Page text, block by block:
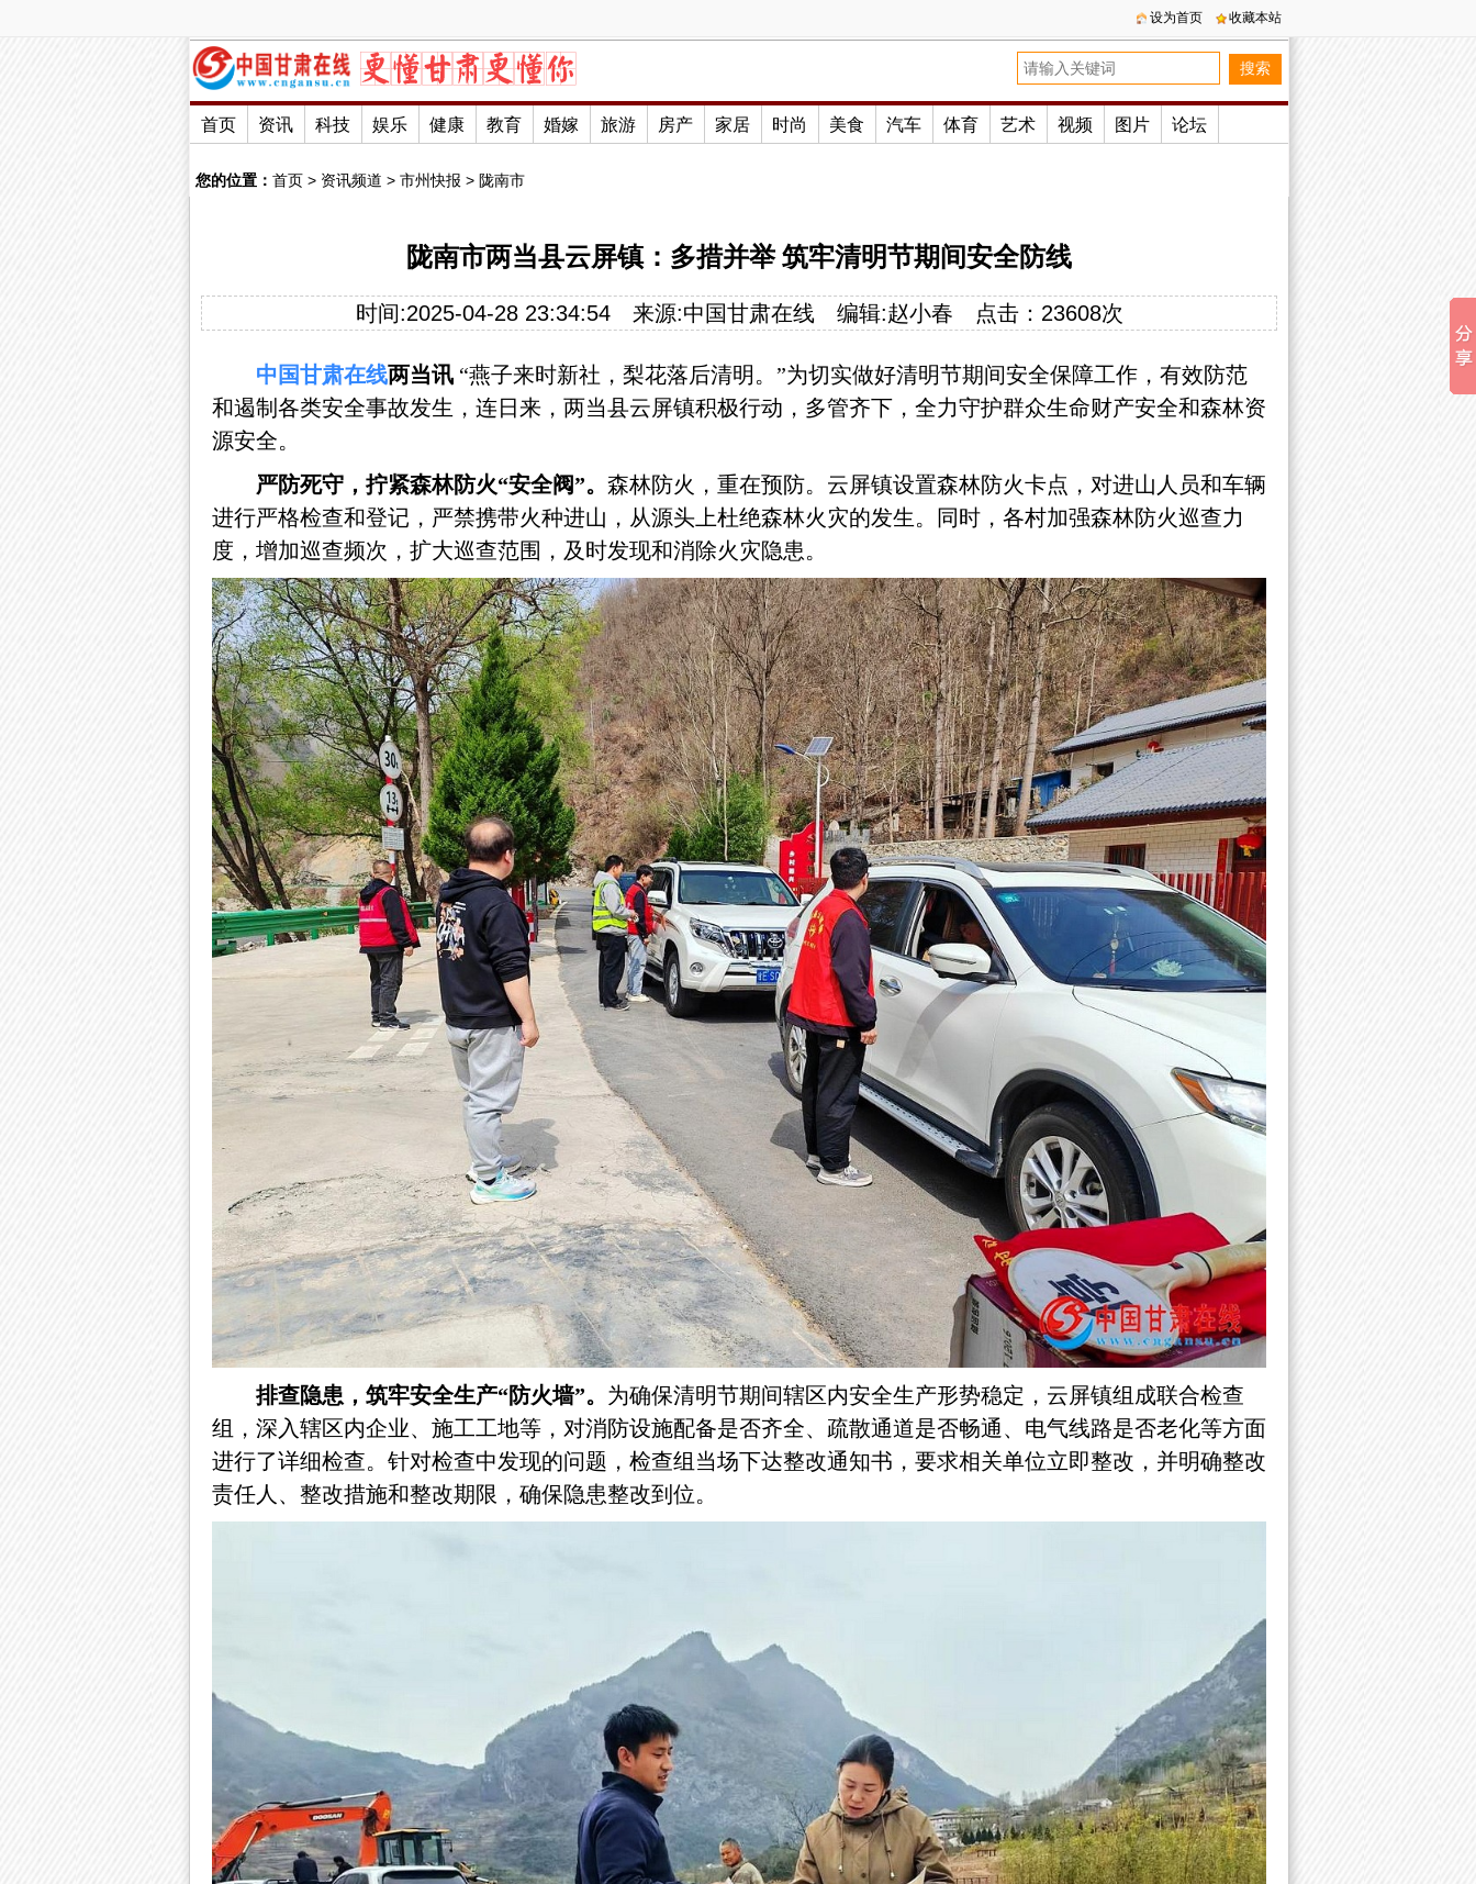
设为首页 收藏本站
首页 资讯 科技 娱乐 健康 教育 婚嫁 旅游 房产 家居 时尚 美食 汽车 体育 艺术 视频 图片 论坛
您的位置： 首页 > 资讯频道 > 市州快报 > 陇南市
陇南市两当县云屏镇：多措并举 筑牢清明节期间安全防线
时间:2025-04-28 23:34:54 来源:中国甘肃在线 编辑:赵小春 点击： 23608次
中国甘肃在线两当讯 “燕子来时新社，梨花落后清明。”为切实做好清明节期间安全保障工作，有效防范
和遏制各类安全事故发生，连日来，两当县云屏镇积极行动，多管齐下，全力守护群众生命财产安全和森林资
源安全。
严防死守，拧紧森林防火“安全阀”。 森林防火，重在预防。云屏镇设置森林防火卡点，对进山人员和车辆
进行严格检查和登记，严禁携带火种进山，从源头上杜绝森林火灾的发生。同时，各村加强森林防火巡查力
度，增加巡查频次，扩大巡查范围，及时发现和消除火灾隐患。
排查隐患，筑牢安全生产“防火墙”。 为确保清明节期间辖区内安全生产形势稳定，云屏镇组成联合检查
组，深入辖区内企业、施工工地等，对消防设施配备是否齐全、疏散通道是否畅通、电气线路是否老化等方面
进行了详细检查。针对检查中发现的问题，检查组当场下达整改通知书，要求相关单位立即整改，并明确整改
责任人、整改措施和整改期限，确保隐患整改到位。